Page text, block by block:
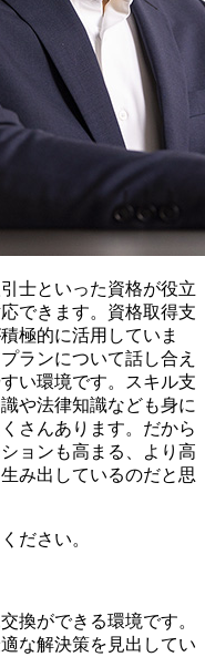
士といった資格が役立
できます。資格取得支
極的に活用していま
ランについて話し合え
い環境です。スキル支
や法律知識なども身に
さんあります。だから
ョンも高まる、より高
み出しているのだと思
ださい。
換ができる環境です。
な解決策を見出してい